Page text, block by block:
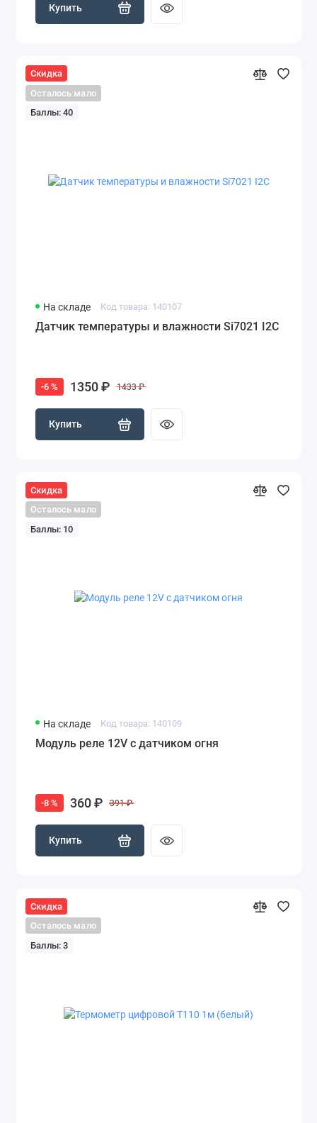
Купить
Скидка
Осталось мало
Баллы: 40
На складе Код товара: 140107
Датчик температуры и влажности Si7021 I2C
-6 % 1350 ₽ 1433 ₽
Купить
Скидка
Осталось мало
Баллы: 10
На складе Код товара: 140109
Модуль реле 12V с датчиком огня
-8 % 360 ₽ 391 ₽
Купить
Скидка
Осталось мало
Баллы: 3